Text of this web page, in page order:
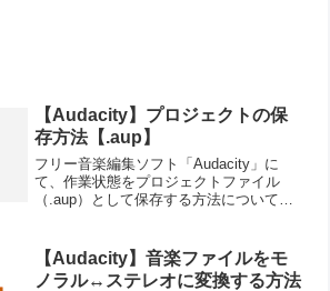
【Audacity】プロジェクトの保
存方法【.aup】
フリー音楽編集ソフト「Audacity」に
て、作業状態をプロジェクトファイル
（.aup）として保存する方法について紹
クトファイルを保存「ファイル」→「プ
ロジェクトフ...
【Audacity】音楽ファイルをモ
ノラル↔ステレオに変換する方法